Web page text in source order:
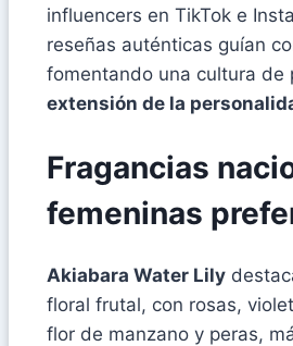
influencers en TikTok e
reseñas auténticas guían
fomentando una cultura de
extensión de la
Fragancias
femeninas
Akiabara Water Lily
floral frutal, con rosas,
flor de manzano y peras,